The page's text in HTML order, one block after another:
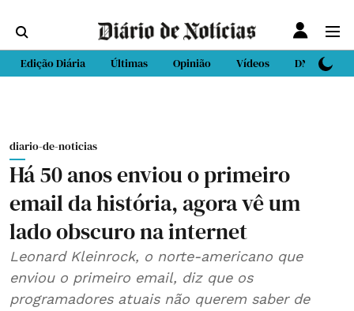
Edição Diária Últimas Opinião Vídeos DN Sport
diario-de-noticias
Há 50 anos enviou o primeiro
email da história, agora vê um
lado obscuro na internet
Leonard Kleinrock, o norte-americano que
enviou o primeiro email, diz que os
programadores atuais não querem saber de